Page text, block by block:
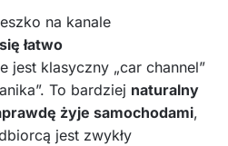
na kanale
łatwo
jest klasyczny „car channel”
To bardziej naturalny
żyje samochodami,
jest zwykły